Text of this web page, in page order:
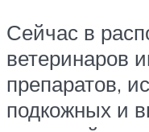
Сейчас в
ветеринаров
препаратов,
подкожных и